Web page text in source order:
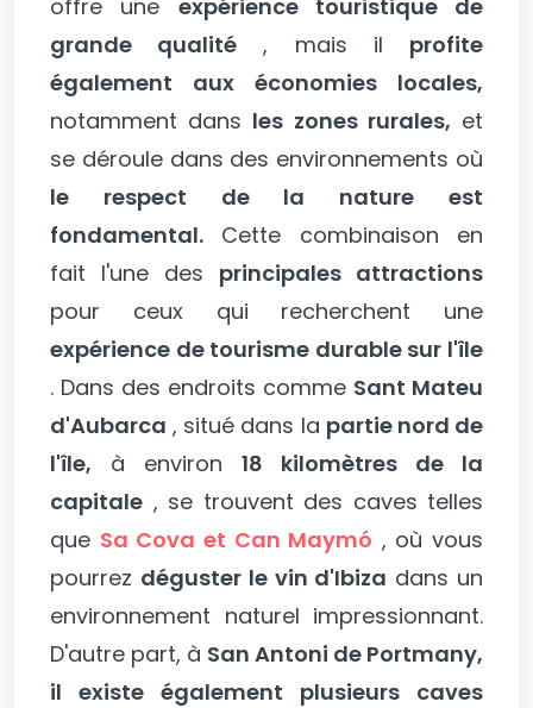
offre une expérience touristique de
grande qualité , mais il profite
également aux économies locales,
notamment dans les zones rurales, et
se déroule dans des environnements où
le respect de la nature est
fondamental. Cette combinaison en
fait l'une des principales attractions
pour ceux qui recherchent une
expérience de tourisme durable sur l'île
. Dans des endroits comme Sant Mateu
d'Aubarca , situé dans la partie nord de
l'île, à environ 18 kilomètres de la
capitale , se trouvent des caves telles
que Sa Cova et Can Maymó , où vous
pourrez déguster le vin d'Ibiza dans un
environnement naturel impressionnant.
D'autre part, à San Antoni de Portmany,
il existe également plusieurs caves